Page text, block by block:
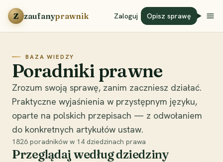
Przejdź do treści
Z zaufanyprawnik Zaloguj Opisz sprawę
BAZA WIEDZY
Poradniki prawne
Zrozum swoją sprawę, zanim zaczniesz działać.
Praktyczne wyjaśnienia w przystępnym języku,
oparte na polskich przepisach — z odwołaniem
do konkretnych artykułów ustaw.
1826 poradników w 14 dziedzinach prawa
Przeglądaj według dziedziny